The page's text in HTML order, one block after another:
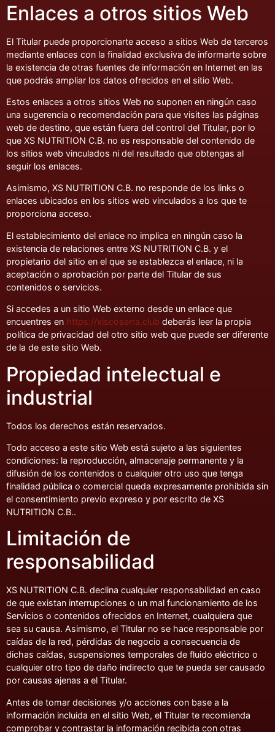
Enlaces a otros sitios Web
El Titular puede proporcionarte acceso a sitios Web de terceros
mediante enlaces con la finalidad exclusiva de informarte sobre
la existencia de otras fuentes de información en Internet en las
que podrás ampliar los datos ofrecidos en el sitio Web.
Estos enlaces a otros sitios Web no suponen en ningún caso
una sugerencia o recomendación para que visites las páginas
web de destino, que están fuera del control del Titular, por lo
que XS NUTRITION C.B. no es responsable del contenido de
los sitios web vinculados ni del resultado que obtengas al
seguir los enlaces.
Asimismo, XS NUTRITION C.B. no responde de los links o
enlaces ubicados en los sitios web vinculados a los que te
proporciona acceso.
El establecimiento del enlace no implica en ningún caso la
existencia de relaciones entre XS NUTRITION C.B. y el
propietario del sitio en el que se establezca el enlace, ni la
aceptación o aprobación por parte del Titular de sus
contenidos o servicios.
Si accedes a un sitio Web externo desde un enlace que
encuentres en https://xiscoserra.club deberás leer la propia
política de privacidad del otro sitio web que puede ser diferente
de la de este sitio Web.
Propiedad intelectual e
industrial
Todos los derechos están reservados.
Todo acceso a este sitio Web está sujeto a las siguientes
condiciones: la reproducción, almacenaje permanente y la
difusión de los contenidos o cualquier otro uso que tenga
finalidad pública o comercial queda expresamente prohibida sin
el consentimiento previo expreso y por escrito de XS
NUTRITION C.B..
Limitación de
responsabilidad
XS NUTRITION C.B. declina cualquier responsabilidad en caso
de que existan interrupciones o un mal funcionamiento de los
Servicios o contenidos ofrecidos en Internet, cualquiera que
sea su causa. Asimismo, el Titular no se hace responsable por
caídas de la red, pérdidas de negocio a consecuencia de
dichas caídas, suspensiones temporales de fluido eléctrico o
cualquier otro tipo de daño indirecto que te pueda ser causado
por causas ajenas a el Titular.
Antes de tomar decisiones y/o acciones con base a la
información incluida en el sitio Web, el Titular te recomienda
comprobar y contrastar la información recibida con otras